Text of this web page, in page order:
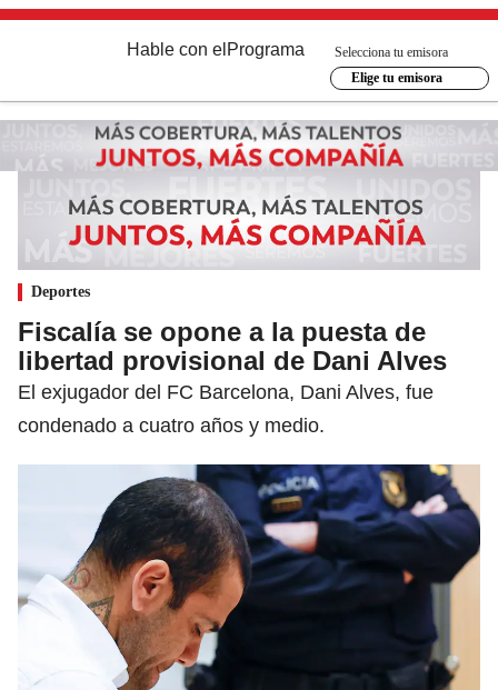
Hable con el Programa
Selecciona tu emisora
Elige tu emisora
Deportes
Fiscalía se opone a la puesta de
libertad provisional de Dani Alves
El exjugador del FC Barcelona, Dani Alves, fue
condenado a cuatro años y medio.